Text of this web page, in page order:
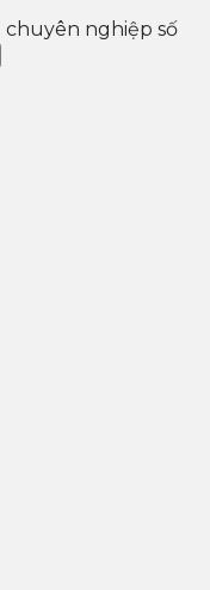
nghiệp số